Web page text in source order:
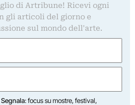
di Artribune! Ricevi ogni
gli articoli del giorno e
sul mondo dell'arte.
Segnala: focus su mostre, festival,